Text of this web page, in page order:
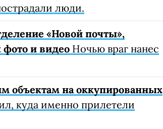
люди.
«Новой почты»,
и видео Ночью враг нанес
объектам на оккупированных
куда именно прилетели